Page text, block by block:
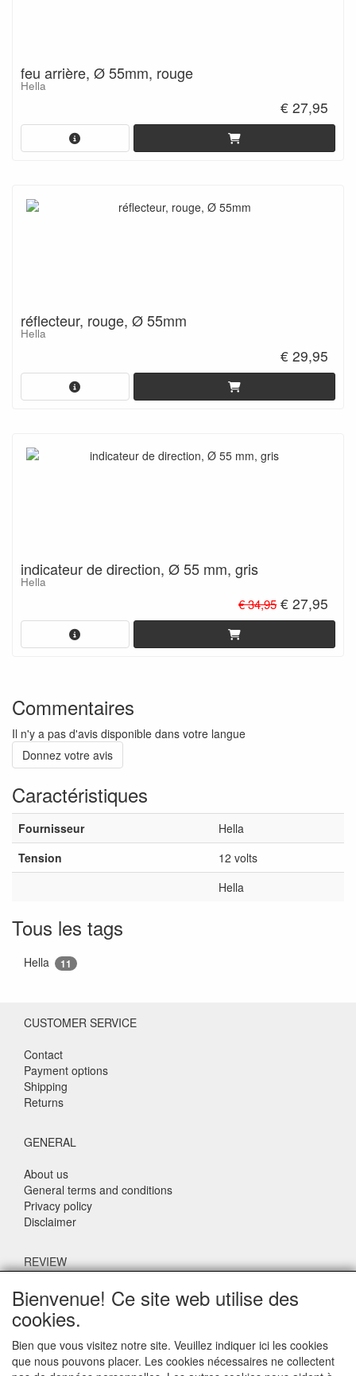
feu arrière, Ø 55mm, rouge
Hella
€ 27,95
réflecteur, rouge, Ø 55mm
Hella
€ 29,95
indicateur de direction, Ø 55 mm, gris
Hella
€ 34,95€ 27,95
Commentaires
Il n'y a pas d'avis disponible dans votre langue
Donnez votre avis
Caractéristiques
Fournisseur
Hella
Tension
12 volts
Hella
Tous les tags
Hella 11
CUSTOMER SERVICE
Contact
Payment options
Shipping
Returns
GENERAL
About us
General terms and conditions
Privacy policy
Disclaimer
REVIEW
What do others say about us?
Customers rate our service, price and speed with an average
score of 9.4 (Q1 Quality Report 2024)
Bienvenue! Ce site web utilise des
cookies.
Bien que vous visitez notre site. Veuillez indiquer ici les cookies
que nous pouvons placer. Les cookies nécessaires ne collectent